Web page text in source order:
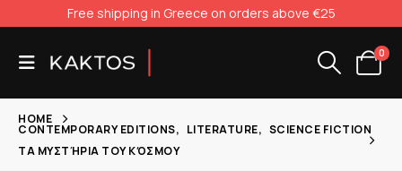
Free shipping in Greece on orders above €25
0
HOME
CONTEMPORARY EDITIONS, LITERATURE, SCIENCE FICTION
ΤΑ ΜΥΣΤΉΡΙΑ ΤΟΥ ΚΌΣΜΟΥ